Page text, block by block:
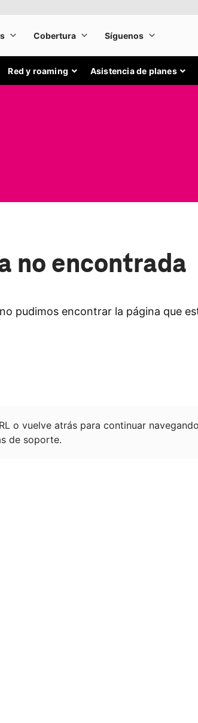
Red y roaming Asistencia de planes